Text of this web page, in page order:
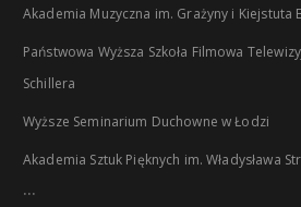
Akademia Muzyczna im. Grażyny i Kiejstuta
Państwowa Wyższa Szkoła Filmowa
Schillera
Wyższe Seminarium Duchowne w Łodzi
Akademia Sztuk Pięknych im. Władysława
...